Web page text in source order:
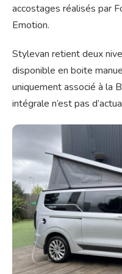
accostages réalisés par
Emotion.
Stylevan retient deux
disponible en boite
uniquement associé à la
intégrale n’est pas